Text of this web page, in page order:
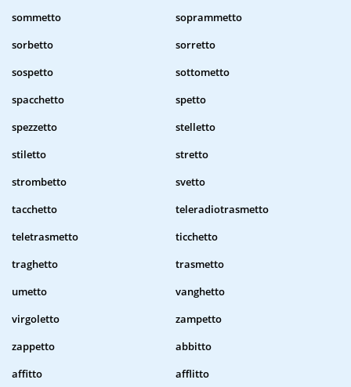
sommetto
soprammetto
sorbetto
sorretto
sospetto
sottometto
spacchetto
spetto
spezzetto
stelletto
stiletto
stretto
strombetto
svetto
tacchetto
teleradiotrasmetto
teletrasmetto
ticchetto
traghetto
trasmetto
umetto
vanghetto
virgoletto
zampetto
zappetto
abbitto
affitto
afflitto